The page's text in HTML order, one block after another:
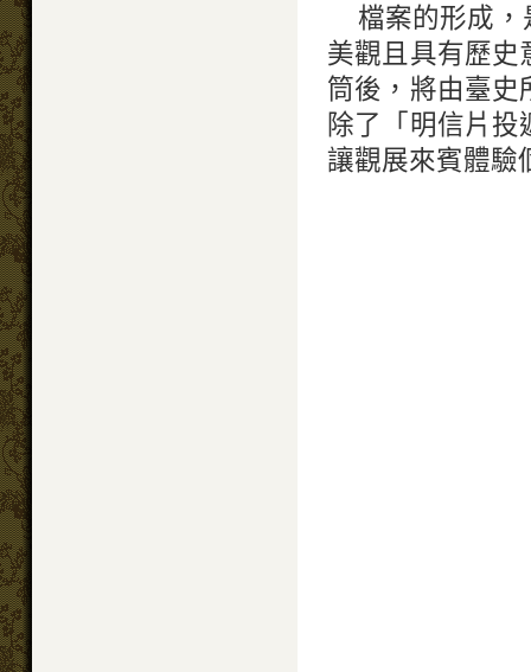
檔案的形成
美觀且具有歷史
筒後，將由臺史
除了「明信片
讓觀展來賓體驗